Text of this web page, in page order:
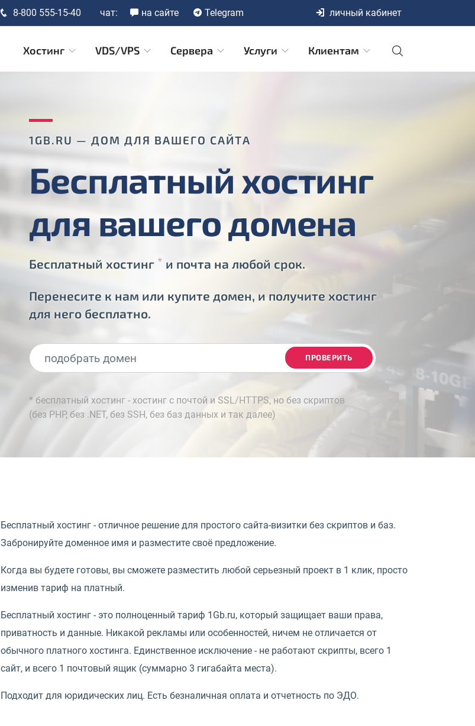
8-800 555-15-40 чат: на сайте Telegram личный кабинет
Хостинг VDS/VPS Сервера Услуги Клиентам
1GB.RU — ДОМ ДЛЯ ВАШЕГО САЙТА
Бесплатный хостинг
для вашего домена
Бесплатный хостинг * и почта на любой срок.
Перенесите к нам или купите домен, и получите хостинг
для него бесплатно.
ПРОВЕРИТЬ
* бесплатный хостинг - хостинг с почтой и SSL/HTTPS, но без скриптов
(без PHP, без .NET, без SSH, без баз данных и так далее)
Бесплатный хостинг - отличное решение для простого сайта-визитки без скриптов и баз.
Забронируйте доменное имя и разместите своё предложение.
Когда вы будете готовы, вы сможете разместить любой серьезный проект в 1 клик, просто
изменив тариф на платный.
Бесплатный хостинг - это полноценный тариф 1Gb.ru, который защищает ваши права,
приватность и данные. Никакой рекламы или особенностей, ничем не отличается от
обычного платного хостинга. Единственное исключение - не работают скрипты, всего 1
сайт, и всего 1 почтовый ящик (суммарно 3 гигабайта места).
Подходит для юридических лиц. Есть безналичная оплата и отчетность по ЭДО.